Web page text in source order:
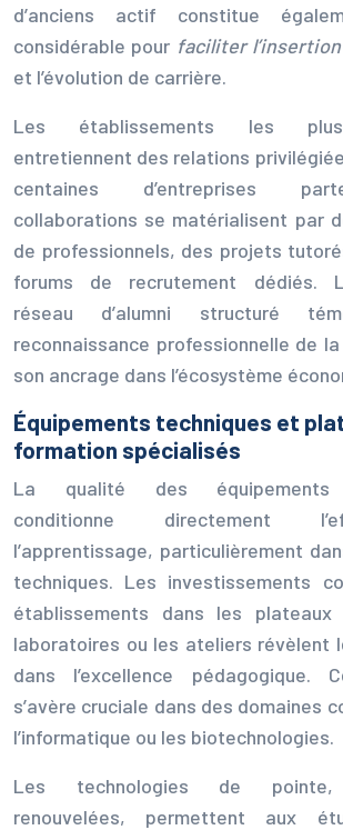
d’anciens actif constitue
considérable pour faciliter
et l’évolution de carrière.
Les établissements les plus
entretiennent des relations
centaines d’entreprises
collaborations se matérialisent par
de professionnels, des projets
forums de recrutement dédiés.
réseau d’alumni structuré
reconnaissance professionnelle de
son ancrage dans l’écosystème
Équipements techniques et
formation spécialisés
La qualité des équipements
conditionne directement
l’apprentissage, particulièrement
techniques. Les investissements
établissements dans les plateaux
laboratoires ou les ateliers révèlent
dans l’excellence pédagogique.
s’avère cruciale dans des domaines
l’informatique ou les biotechnologies.
Les technologies de pointe,
renouvelées, permettent aux